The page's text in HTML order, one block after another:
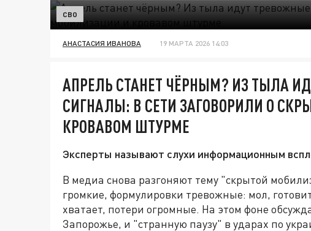
СВО
АНАСТАСИЯ ИВАНОВА 19 МАРТА 2026 14:03
АПРЕЛЬ СТАНЕТ ЧЁРНЫМ? ИЗ ТЫЛА
СИГНАЛЫ: В СЕТИ ЗАГОВОРИЛИ О
КРОВАВОМ ШТУРМЕ
Эксперты называют слухи информационным
В медиа снова разгоняют тему "скрытой
громкие, формулировки тревожные: мол,
хватает, потери огромные. На этом фоне
Запорожье, и "странную паузу" в ударах по